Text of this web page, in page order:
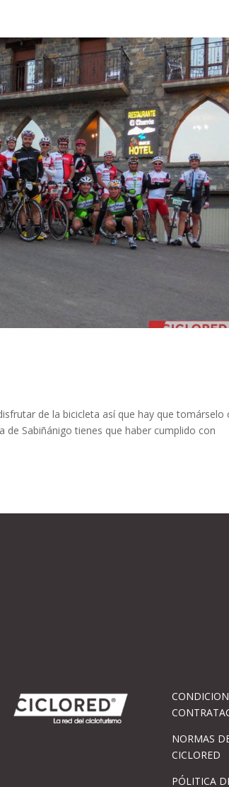
de la bicicleta así que hay que tomárselo
Sabiñánigo tienes que haber cumplido con
NORMAS
CICLORED
PÓLITICA